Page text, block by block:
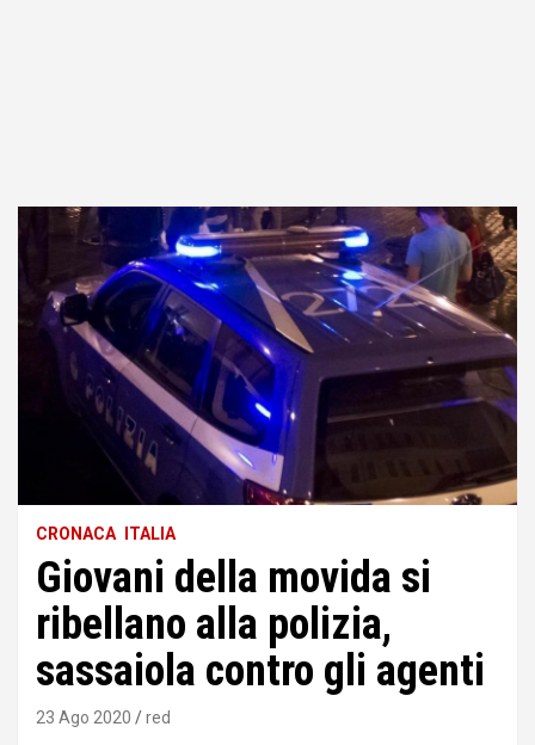
CRONACA ITALIA
Giovani della movida si
ribellano alla polizia,
sassaiola contro gli agenti
23 Ago 2020 red